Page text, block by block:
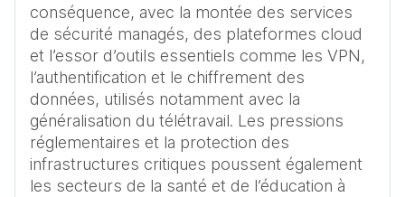
conséquence, avec la montée des services
de sécurité managés, des plateformes cloud
et l’essor d’outils essentiels comme les VPN,
l’authentification et le chiffrement des
données, utilisés notamment avec la
généralisation du télétravail. Les pressions
réglementaires et la protection des
infrastructures critiques poussent également
les secteurs de la santé et de l’éducation à